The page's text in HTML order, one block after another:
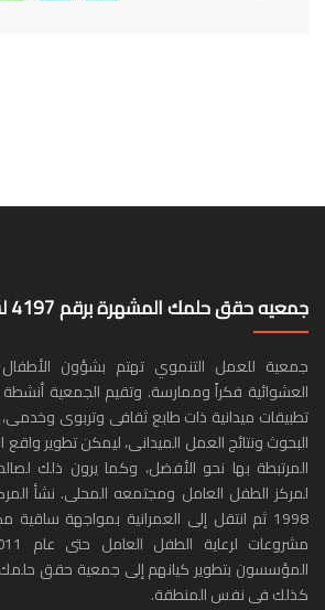
جمعيه حقق حلمك المشهرة برقم 4197 لسنة 2011
جمعية للعمل التنموي تهتم بشؤون
العشوائية فكراً وممارسة. وتقيم الجمعية
تطبيقات ميدانية ذات طابع ثقافى وتربوى وخدمى،
البحوث ونتائج العمل الميدانى، ليمكن تطوير
المرتبطة بها نحو الأفضل، وكما يرون ذلك
لمركز الطفل العامل ومجتمعه المحلى. نشأ
المؤسسون بتطوير كيانهم إلى جمعية حقق حلمك
كذلك فى نفس المنطقة.